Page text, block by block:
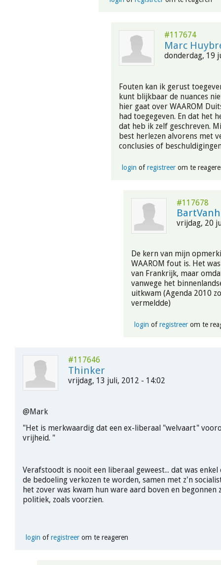
#117674
Marc
donderdag, 19
Fouten kan ik gerust
kunt blijkbaar de nuances
hier gaat over WAAROM
had toegegeven. En dat het
dat heb ik zelf geschreven.
best herlezen alvorens met
conclusies of
login ofregistreerom te
#117678
vrijdag, 20
De kern van mijn
WAAROM fout is. Het
van Frankrijk, maar
vanwege het
uitkwam (Agenda 2010
vermeldde)
login ofregistreerom te
#117646
Thinker
vrijdag, 13 juli, 2012 - 14:02
@Mark
"Het is merkwaardig dat een ex-liberaal "welvaart"
vrijheid. "
Verafstoodt is nooit een liberaal geweest... dat was enkel
de bedoeling verkozen te worden, samen met z'n
het zover was kwam hun ware aard boven en begonnen
politiek, zoals voorzien.
login ofregistreerom te reageren